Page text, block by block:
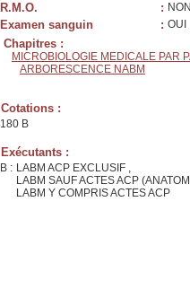
R.M.O. :
Examen sanguin : OUI
Chapitres :
MICROBIOLOGIE MEDICALE PAR
ARBORESCENCE NABM
Cotations :
180 B
Exécutants :
B : LABM ACP EXCLUSIF ,
LABM SAUF ACTES ACP
LABM Y COMPRIS ACTES ACP